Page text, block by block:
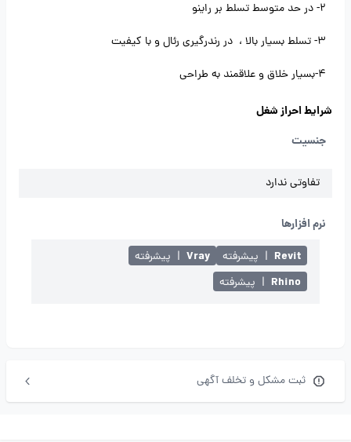
2- در حد متوسط تسلط بر راینو
3- تسلط بسیار بالا ، در رندرگیری رئال و با کیفیت
4-بسیار خلاق و علاقمند به طراحی
شرایط احراز شغل
جنسیت
تفاوتی ندارد
نرم افزارها
Revit
| پیشرفته Vray
| پیشرفته
Rhino
| پیشرفته
ثبت مشکل و تخلف آگهی